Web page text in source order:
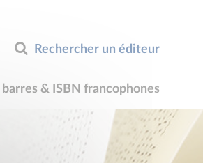
Rechercher un éditeur
barres & ISBN francophones